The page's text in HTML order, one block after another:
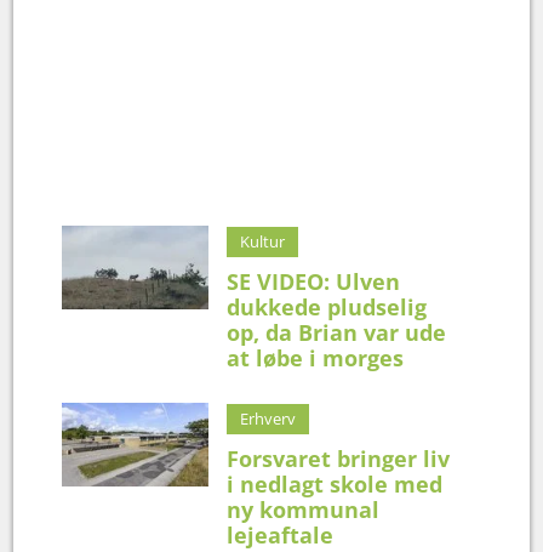
Kultur
SE VIDEO: Ulven
dukkede pludselig
op, da Brian var ude
at løbe i morges
Erhverv
Forsvaret bringer liv
i nedlagt skole med
ny kommunal
lejeaftale